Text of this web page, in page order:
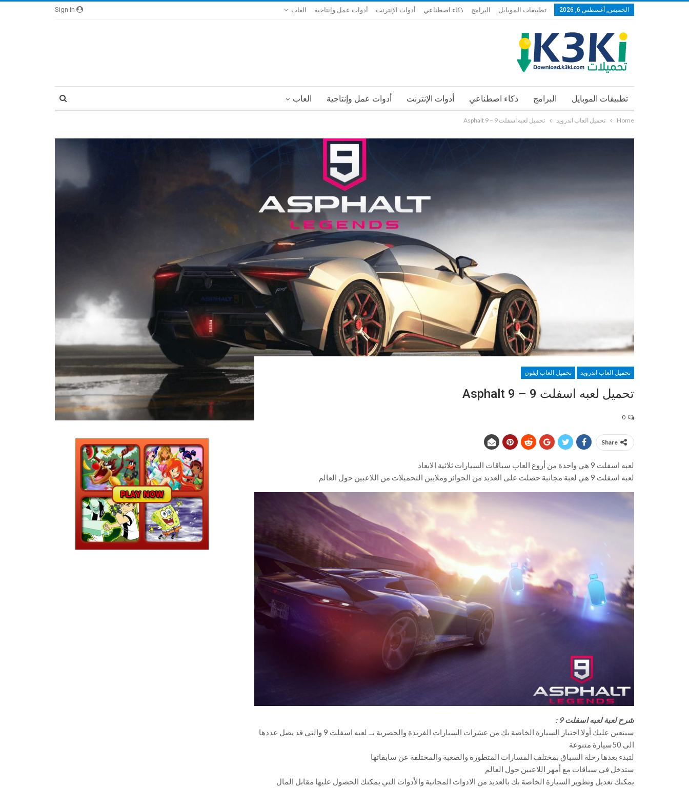
الخميس, أغسطس 6, 2026 تطبيقات الموبايل البرامج ذكاء اصطناعي أدوات الإنترنت أدوات عمل وإنتاجية العاب
تطبيقات الموبايل البرامج ذكاء اصطناعي أدوات الإنترنت أدوات عمل وإنتاجية العاب
Home تحميل العاب اندرويد تحميل لعبه اسفلت 9 – Asphalt 9
تحميل العاب اندرويد تحميل العاب ايفون
تحميل لعبه اسفلت 9 – Asphalt 9
Share
لعبه اسفلت 9 هي واحدة من أروع العاب سباقات السيارات ثلاثية الابعاد
لعبه اسفلت 9 هي لعبة مجانية حصلت على العديد من الجوائز وملايين التحميلات من اللاعبين حول العالم
شرح لعبة لعبه اسفلت 9 :
سيتعين عليك أولا اختيار السيارة الخاصة بك من عشرات السيارات الفريدة والحصرية بــ لعبه اسفلت 9 والتي قد يصل عددها
الى 50سيارة متنوعة
لتبدء بعدها رحلة السباق بمختلف المسارات المتطورة والصعبة والمختلفة عن سابقاتها
ستدخل في سباقات مع أمهر اللاعبين حول العالم
يمكنك تعديل وتطوير السيارة الخاصة بك بالعديد من الادوات المجانية والأدوات التي يمكنك الحصول عليها مقابل المال